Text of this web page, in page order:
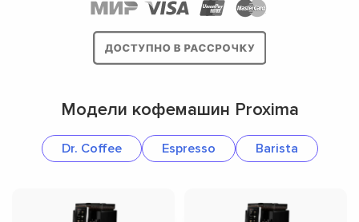
Модели кофемашин Proxima
Dr. Coffee Espresso Barista